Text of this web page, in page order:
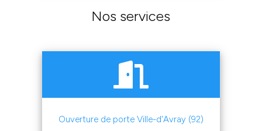
Nos services
Ouverture de porte Ville-d'Avray (92)